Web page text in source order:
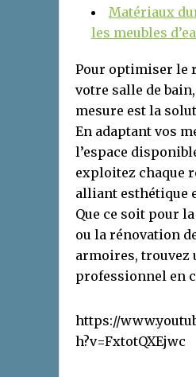
Matériaux
les meubles
Pour optimiser le
votre salle de
mesure est la
En adaptant vos
l’espace
exploitez chaque
alliant esthétique
Que ce soit pour
ou la rénovation
armoires, trouvez
professionnel en
https://
h?v=FxtotQXEjwc